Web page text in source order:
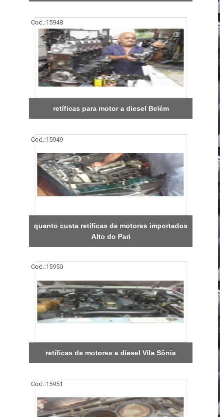
Cod.:15948
retíficas para motor a diesel Belém
Cod.:15949
quanto custa retíficas de motores importados
Alto do Pari
Cod.:15950
retíficas de motores a diesel Vila Sônia
Cod.:15951